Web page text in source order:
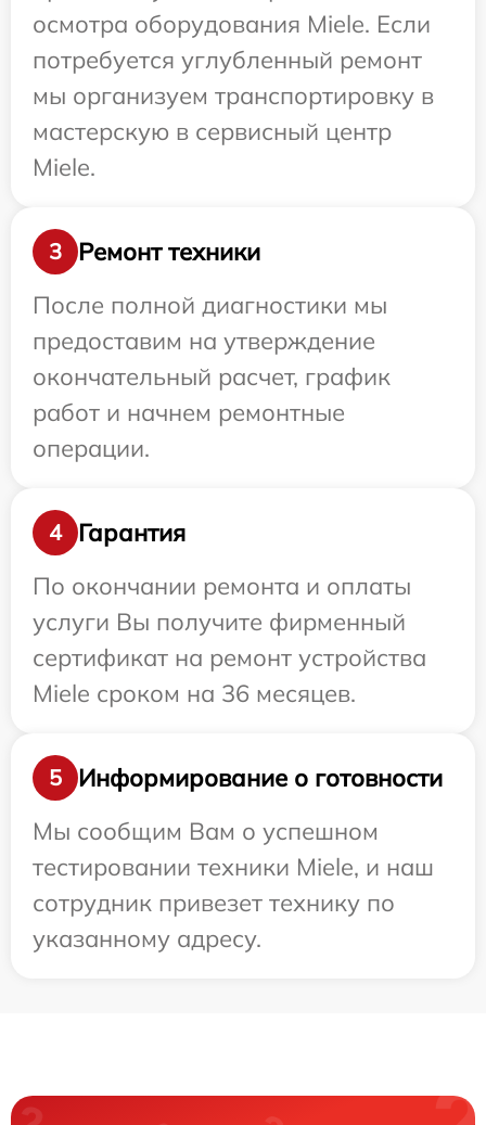
осмотра оборудования Miele. Если
потребуется углубленный ремонт
мы организуем транспортировку в
мастерскую в сервисный центр
Miele.
3
Ремонт техники
После полной диагностики мы
предоставим на утверждение
окончательный расчет, график
работ и начнем ремонтные
операции.
4
Гарантия
По окончании ремонта и оплаты
услуги Вы получите фирменный
сертификат на ремонт устройства
Miele сроком на 36 месяцев.
5
Информирование о готовности
Мы сообщим Вам о успешном
тестировании техники Miele, и наш
сотрудник привезет технику по
указанному адресу.